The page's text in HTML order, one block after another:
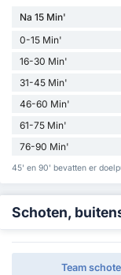
Na 15 Min'
0-15 Min'
16-30 Min'
31-45 Min'
46-60 Min'
61-75 Min'
76-90 Min'
45' en 90' bevatten er
Schoten,
Team